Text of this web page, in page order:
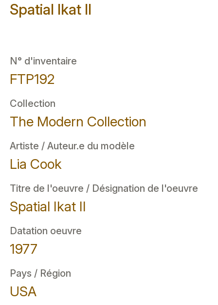
Spatial Ikat II
N° d'inventaire
FTP192
Collection
The Modern Collection
Artiste / Auteur.e du modèle
Lia Cook
Titre de l'oeuvre / Désignation de l'oeuvre
Spatial Ikat II
Datation oeuvre
1977
Pays / Région
USA